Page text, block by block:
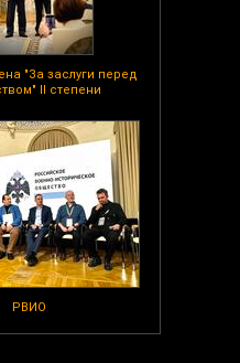
"За заслуги перед
II степени
РВИО